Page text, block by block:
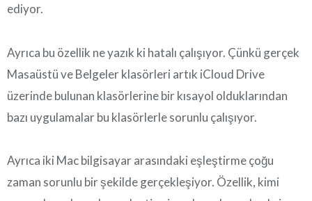
ediyor.
Ayrıca bu özellik ne yazık ki hatalı çalışıyor. Çünkü gerçek
Masaüstü ve Belgeler klasörleri artık iCloud Drive
üzerinde bulunan klasörlerine bir kısayol olduklarından
bazı uygulamalar bu klasörlerle sorunlu çalışıyor.
Ayrıca iki Mac bilgisayar arasındaki eşleştirme çoğu
zaman sorunlu bir şekilde gerçekleşiyor. Özellik, kimi